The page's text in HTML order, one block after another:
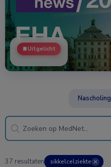
Uitgelicht
Nascholing
37 resultaten sikkelcelziekte ✕